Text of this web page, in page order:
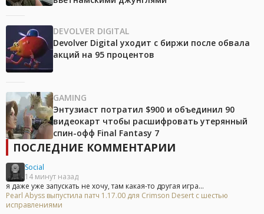
DEVOLVER DIGITAL
Devolver Digital уходит с биржи после обвала
акций на 95 процентов
GAMING
Энтузиаст потратил $900 и объединил 90
видеокарт чтобы расшифровать утерянный
спин-офф Final Fantasy 7
ПОСЛЕДНИЕ КОММЕНТАРИИ
Social
14 минут назад
я даже уже запускать не хочу, там какая-то другая игра...
Pearl Abyss выпустила патч 1.17.00 для Crimson Desert с шестью
исправлениями